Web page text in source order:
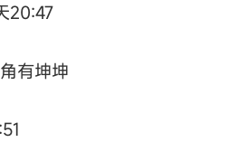
20:47
有坤坤